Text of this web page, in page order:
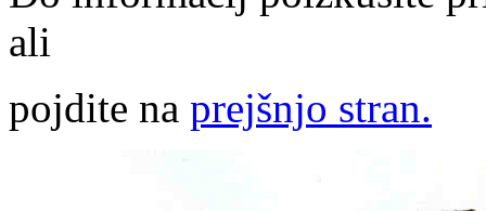
ali
pojdite na prejšnjo stran.